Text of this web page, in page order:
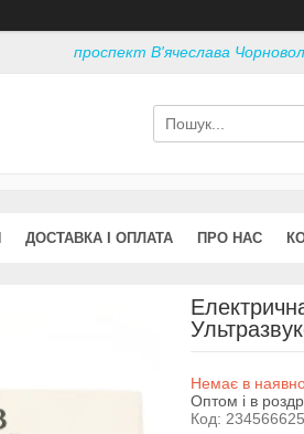
проспект В'ячеслава
ДОСТАВКА І ОПЛАТА ПРО НАС
Немає в
Оптом і в
Код: 234566625